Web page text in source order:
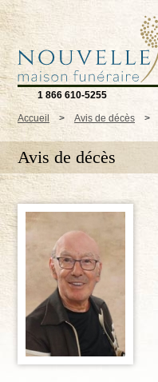
1 866 610-5255
Accueil > Avis de décès >
Avis de décès